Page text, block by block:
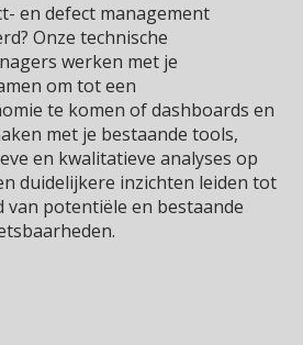
en defect management
Onze technische
werken met je
om tot een
te komen of dashboards en
met je bestaande tools,
en kwalitatieve analyses op
duidelijkere inzichten leiden tot
van potentiële en bestaande